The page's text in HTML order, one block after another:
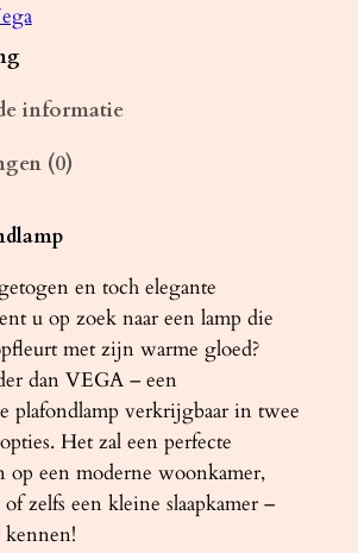
informatie
(0)
en toch elegante
u op zoek naar een lamp die
met zijn warme gloed?
dan VEGA – een
plafondlamp verkrijgbaar in twee
Het zal een perfecte
een moderne woonkamer,
zelfs een kleine slaapkamer –
kennen!